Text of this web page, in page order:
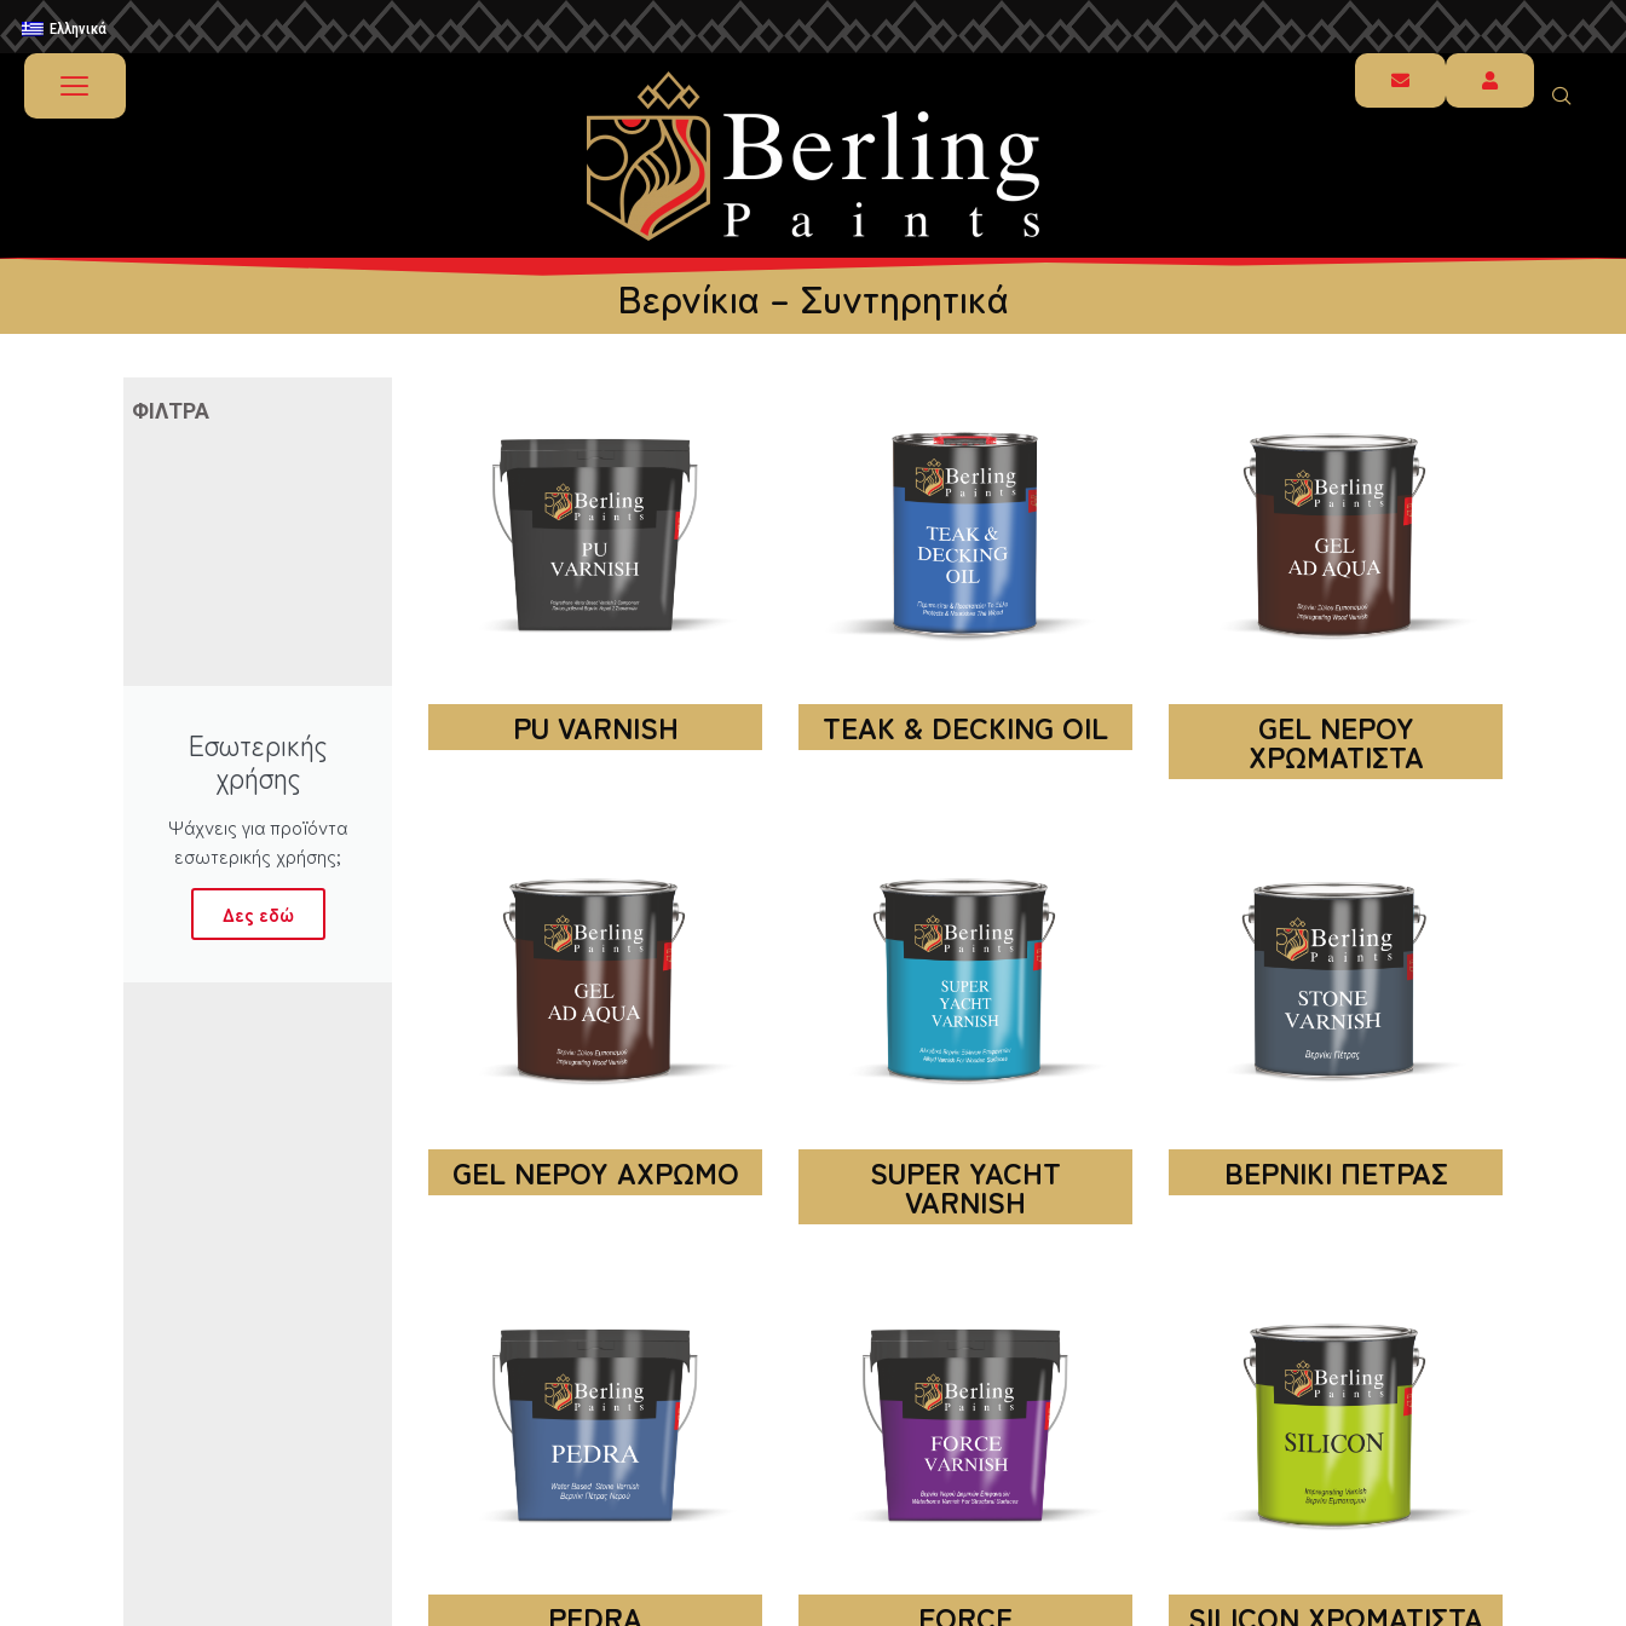
Ελληνικά
Βερνίκια – Συντηρητικά
ΦΙΛΤΡΑ
Εσωτερικής
χρήσης
Ψάχνεις για προϊόντα
εσωτερικής χρήσης;
Δες εδώ
PU VARNISH TEAK & DECKING OIL GEL ΝΕΡΟΥ
ΧΡΩΜΑΤΙΣΤΑ
GEL ΝΕΡΟΥ ΑΧΡΩΜΟ SUPER YACHT
VARNISH
ΒΕΡΝΙΚΙ ΠΕΤΡΑΣ
PEDRA FORCE SILICON ΧΡΩΜΑΤΙΣΤΑ